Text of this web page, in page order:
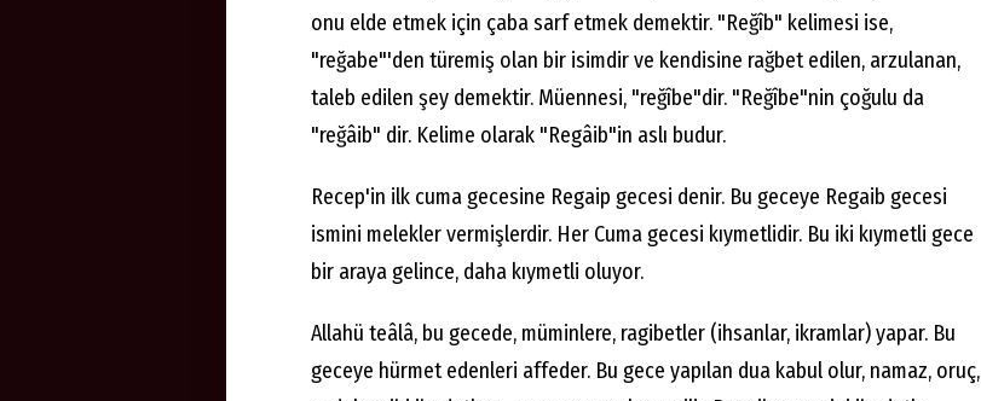
onu elde etmek için çaba sarf etmek demektir. "Reğîb" kelimesi ise,
"reğabe"'den türemiş olan bir isimdir ve kendisine rağbet edilen, arzulanan,
taleb edilen şey demektir. Müennesi, "reğîbe"dir. "Reğîbe"nin çoğulu da
"reğâib" dir. Kelime olarak "Regâib"in aslı budur.
Recep'in ilk cuma gecesine Regaip gecesi denir. Bu geceye Regaib gecesi
ismini melekler vermişlerdir. Her Cuma gecesi kıymetlidir. Bu iki kıymetli gece
bir araya gelince, daha kıymetli oluyor.
Allahü teâlâ, bu gecede, müminlere, ragibetler (ihsanlar, ikramlar) yapar. Bu
geceye hürmet edenleri affeder. Bu gece yapılan dua kabul olur, namaz, oruç,